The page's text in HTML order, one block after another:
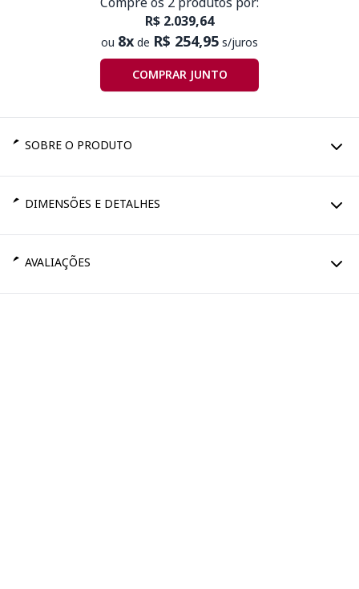
R$ 2.039,64
ou 8x de R$ 254,95 s/juros
COMPRAR JUNTO
SOBRE O PRODUTO
DIMENSÕES E DETALHES
AVALIAÇÕES